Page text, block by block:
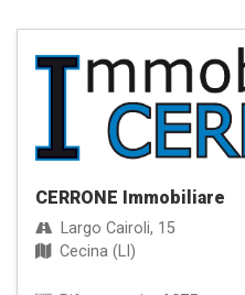
CERRONE Immobiliare
Largo Cairoli, 15
Cecina (LI)